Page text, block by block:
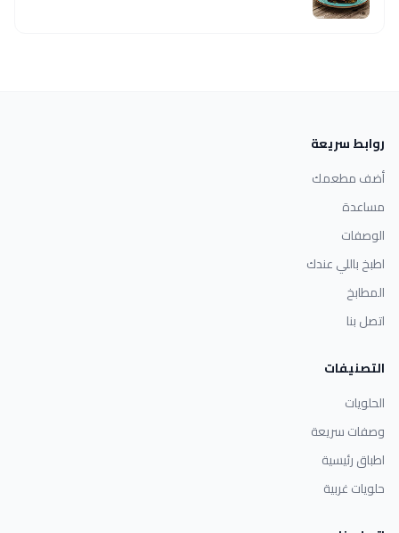
روابط سريعة
أضف مطعمك
مساعدة
الوصفات
اطبخ باللي عندك
المطابخ
اتصل بنا
التصنيفات
الحلويات
وصفات سريعة
اطباق رئيسية
حلويات غربية